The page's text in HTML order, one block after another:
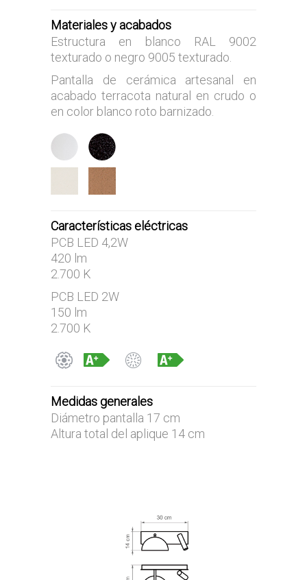
Materiales y acabados
Estructura en blanco RAL 9002
texturado o negro 9005 texturado.
Pantalla de cerámica artesanal en
acabado terracota natural en crudo o
en color blanco roto barnizado.
Características eléctricas
PCB LED 4,2W
420 lm
2.700 K
PCB LED 2W
150 lm
2.700 K
Medidas generales
Diámetro pantalla 17 cm
Altura total del aplique 14 cm